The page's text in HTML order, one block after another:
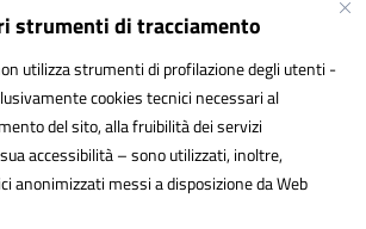
strumenti di tracciamento
utilizza strumenti di profilazione degli utenti -
cookies tecnici necessari al
del sito, alla fruibilità dei servizi
accessibilità – sono utilizzati, inoltre,
anonimizzati messi a disposizione da Web
BUDDUSO' (SS)
Codice meccanografico: SSIC80600X
079716128
PEC: SSIC80600X@pec.istruzione.it
& Powered by 3D Solution S.r.l.